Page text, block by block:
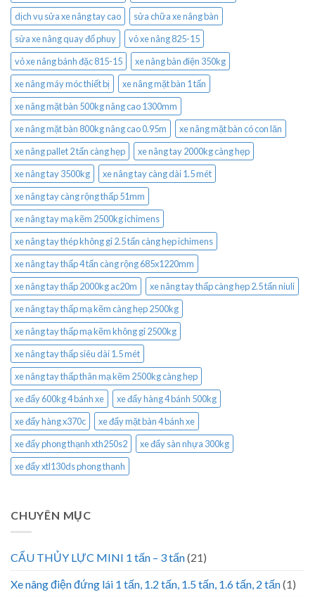
dịch vụ sửa xe nâng tay cao
sửa chữa xe nâng bàn
sửa xe nâng quay đổ phuy
vỏ xe nâng 825-15
vỏ xe nâng bánh đặc 815-15
xe nâng bàn điện 350kg
xe nâng máy móc thiết bị
xe nâng mặt bàn 1 tấn
xe nâng mặt bàn 500kg nâng cao 1300mm
xe nâng mặt bàn 800kg nâng cao 0.95m
xe nâng mặt bàn có con lăn
xe nâng pallet 2 tấn càng hẹp
xe nâng tay 2000kg càng hẹp
xe nâng tay 3500kg
xe nâng tay càng dài 1.5 mét
xe nâng tay càng rộng thấp 51mm
xe nâng tay mạ kẽm 2500kg ichimens
xe nâng tay thép không gỉ 2.5 tấn càng hẹp ichimens
xe nâng tay thấp 4 tấn càng rộng 685x1220mm
xe nâng tay thấp 2000kg ac20m
xe nâng tay thấp càng hẹp 2.5 tấn niuli
xe nâng tay thấp mạ kẽm càng hẹp 2500kg
xe nâng tay thấp mạ kẽm không gỉ 2500kg
xe nâng tay thấp siêu dài 1.5 mét
xe nâng tay thấp thân mạ kẽm 2500kg càng hẹp
xe đẩy 600kg 4 bánh xe
xe đẩy hàng 4 bánh 500kg
xe đẩy hàng x370c
xe đẩy mặt bàn 4 bánh xe
xe đẩy phong thạnh xth250s2
xe đẩy sàn nhựa 300kg
xe đẩy xtl130ds phong thạnh
CHUYÊN MỤC
CẨU THỦY LỰC MINI 1 tấn – 3 tấn(21)
Xe nâng điện đứng lái 1 tấn, 1.2 tấn, 1.5 tấn, 1.6 tấn, 2 tấn(1)